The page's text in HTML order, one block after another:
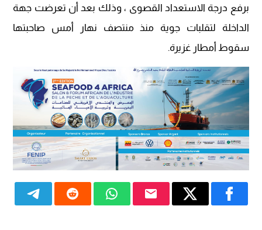
برفع درجة الاستعداد القصوى ، وذلك بعد أن تعرضت جهة
الداخلة لتقلبات جوية منذ منتصف نهار أمس صاحبتها
سقوط أمطار غزيرة.